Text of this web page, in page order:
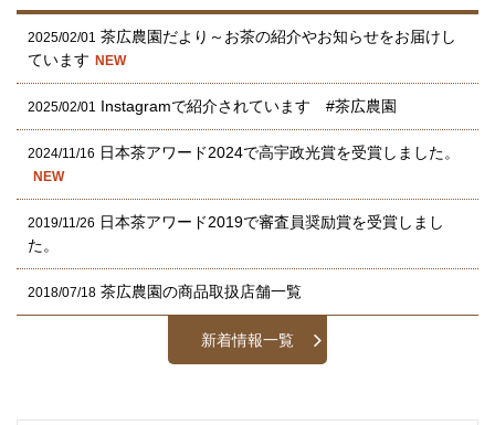
2025/02/01
茶広農園だより～お茶の紹介やお知らせをお届けし
ています
NEW
2025/02/01 Instagramで紹介されています #茶広農園
2024/11/16 日本茶アワード2024で高宇政光賞を受賞しました。
NEW
2019/11/26 日本茶アワード2019で審査員奨励賞を受賞しまし
た。
2018/07/18 茶広農園の商品取扱店舗一覧
新着情報一覧